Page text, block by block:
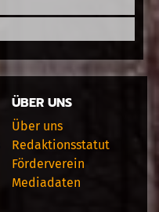
ÜBER UNS
Über uns
Redaktionsstatut
Förderverein
Mediadaten